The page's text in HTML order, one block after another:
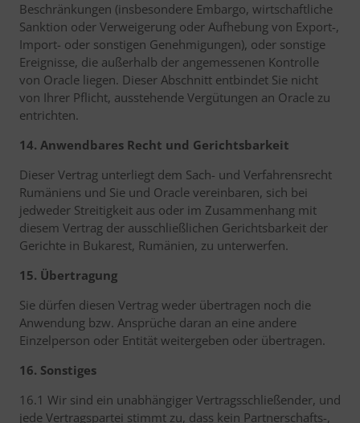
Beschränkungen (insbesondere Embargo, wirtschaftliche
Sanktion oder Verweigerung oder Aufhebung von Export-,
Import- oder sonstigen Genehmigungen), oder sonstige
Ereignisse, die außerhalb der angemessenen Kontrolle
von Oracle liegen. Dieser Abschnitt entbindet Sie nicht
von Ihrer Pflicht, ausstehende Vergütungen an Oracle zu
entrichten.
14. Anwendbares Recht und Gerichtsbarkeit
Dieser Vertrag unterliegt dem Sach- und Verfahrensrecht
Rumäniens und Sie und Oracle vereinbaren, sich bei
jedweder Streitigkeit aus oder im Zusammenhang mit
diesem Vertrag der ausschließlichen Gerichtsbarkeit der
Gerichte in Bukarest, Rumänien, zu unterwerfen.
15. Übertragung
Sie dürfen diesen Vertrag weder übertragen noch die
Anwendung bzw. Ansprüche daran an eine andere
Einzelperson oder Entität weitergeben oder übertragen.
16. Sonstiges
16.1 Wir sind ein unabhängiger Vertragsschließender, und
jede Vertragspartei stimmt zu, dass kein Partnerschafts-,